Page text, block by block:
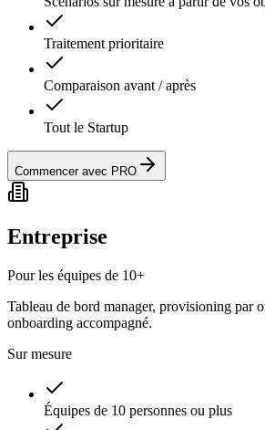
Traitement prioritaire
Comparaison avant / après
Tout le Startup
Commencer avec PRO
Entreprise
Pour les équipes de 10+
Tableau de bord manager, provisioning par
onboarding accompagné.
Sur mesure
Équipes de 10 personnes ou plus